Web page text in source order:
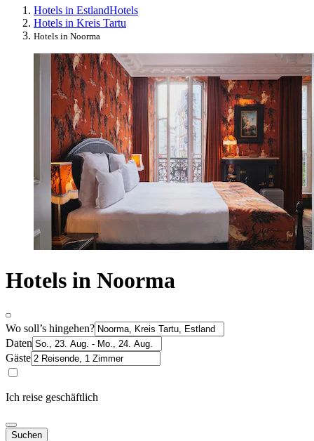
Hotels in EstlandHotels
Hotels in Kreis Tartu
Hotels in Noorma
Hotels in Noorma
Wo soll’s hingehen?
Daten
Gäste
Ich reise geschäftlich
Suchen